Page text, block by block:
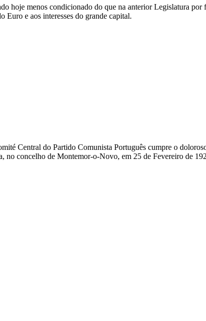
hoje menos condicionado do que na anterior Legislatura
Euro e aos interesses do grande capital.
Central do Partido Comunista Português cumpre o
no concelho de Montemor-o-Novo, em 25 de Fevereiro de